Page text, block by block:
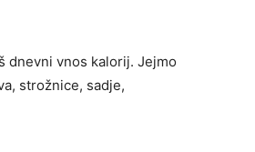
dnevni vnos kalorij. Jejmo
strožnice, sadje,